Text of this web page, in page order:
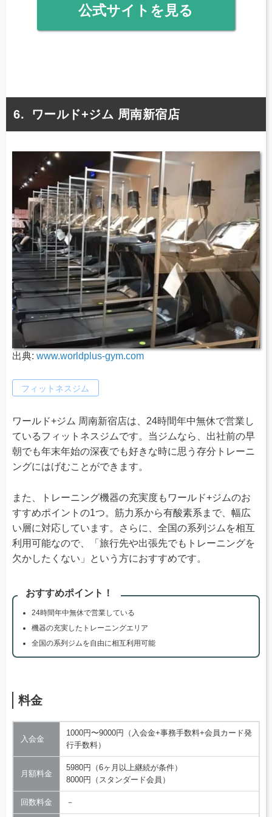
公式サイトを見る
ワールド+ジム 周南新宿店
出典: www.worldplus-gym.com
フィットネスジム
ワールド+ジム 周南新宿店は、24時間年中無休で営業し
ているフィットネスジムです。当ジムなら、出社前の早
朝でも年末年始の深夜でも好きな時に思う存分トレーニ
ングにはげむことができます。
また、トレーニング機器の充実度もワールド+ジムのお
すすめポイントの1つ。筋力系から有酸素系まで、幅広
い層に対応しています。さらに、全国の系列ジムを相互
利用可能なので、「旅行先や出張先でもトレーニングを
欠かしたくない」という方におすすめです。
おすすめポイント！
24時間年中無休で営業している
機器の充実したトレーニングエリア
全国の系列ジムを自由に相互利用可能
料金
入会金
1000円〜9000円（入会金+事務手数料+会員カード発
行手数料）
月額料金
5980円（6ヶ月以上継続が条件）
8000円（スタンダード会員）
回数料金 －